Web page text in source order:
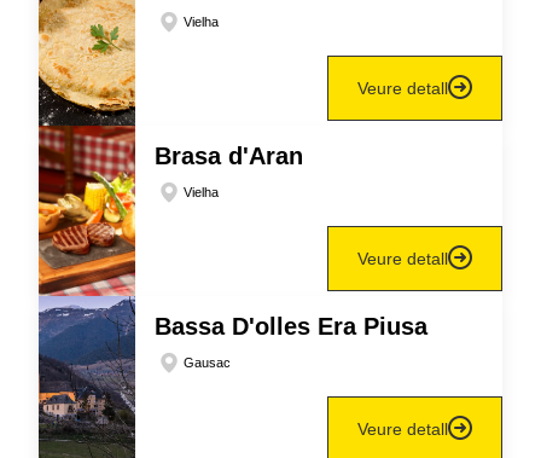
Vielha
Veure detall
Brasa d'Aran
Vielha
Veure detall
Bassa D'olles Era Piusa
Gausac
Veure detall